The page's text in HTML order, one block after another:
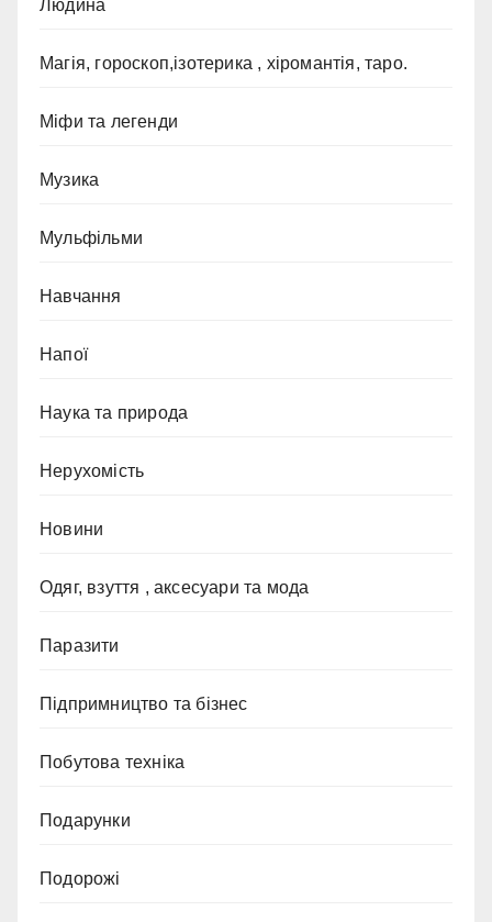
Людина
Магія, гороскоп,ізотерика , хіромантія, таро.
Міфи та легенди
Музика
Мульфільми
Навчання
Напої
Наука та природа
Нерухомість
Новини
Одяг, взуття , аксесуари та мода
Паразити
Підпримництво та бізнес
Побутова техніка
Подарунки
Подорожі